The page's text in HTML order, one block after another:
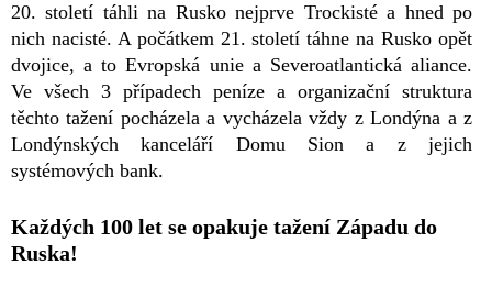
20. století táhli na Rusko nejprve Trockisté a hned po
nich nacisté. A počátkem 21. století táhne na Rusko opět
dvojice, a to Evropská unie a Severoatlantická aliance.
Ve všech 3 případech peníze a organizační struktura
těchto tažení pocházela a vycházela vždy z Londýna a z
Londýnských kanceláří Domu Sion a z jejich
systémových bank.
Každých 100 let se opakuje tažení Západu do
Ruska!